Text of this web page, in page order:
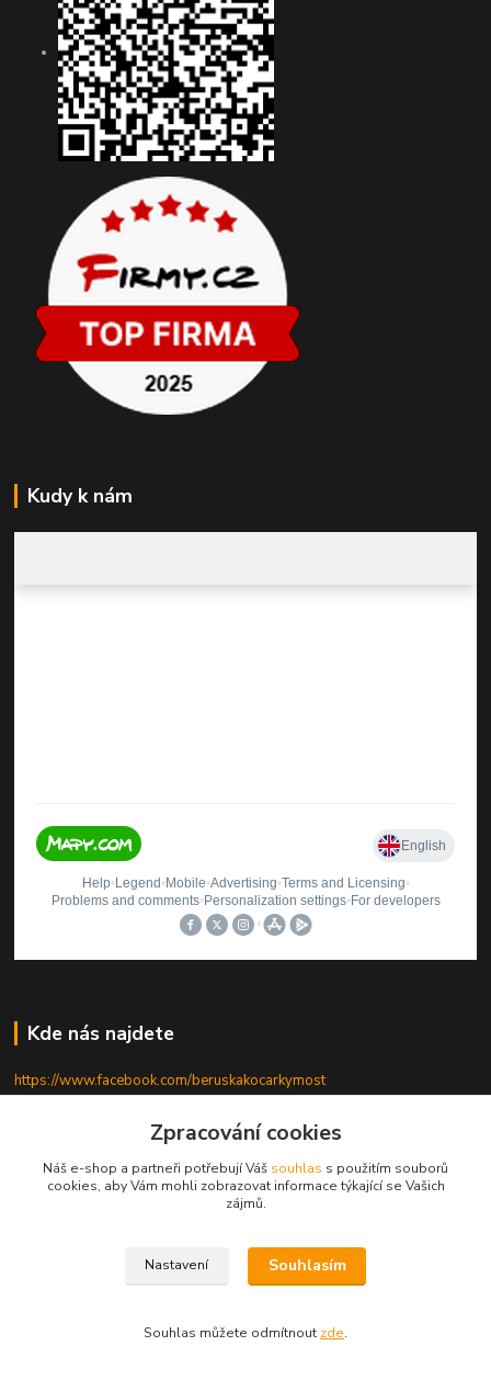
Kudy k nám
Kde nás najdete
https://www.facebook.com/beruskakocarkymost
https://www.facebook.com/beruska.kocarky/
https://www.instagram.com/beruskakocarky/
https://www.tiktok.com/@beruskakocarky
Zpracování cookies
Náš e-shop a partneři potřebují Váš souhlas s použitím souborů
cookies, aby Vám mohli zobrazovat informace týkající se Vašich
zájmů.
Nastavení Souhlasím
Souhlas můžete odmítnout zde.